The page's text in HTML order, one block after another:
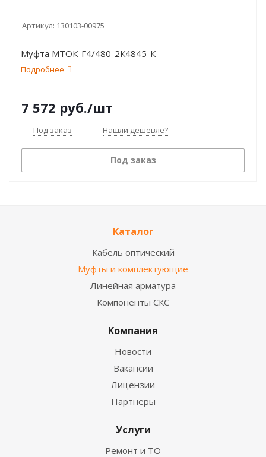
Артикул: 130103-00975
Муфта МТОК-Г4/480-2К4845-К
Подробнее
7 572 руб./шт
Под заказ Нашли дешевле?
Под заказ
Каталог
Кабель оптический
Муфты и комплектующие
Линейная арматура
Компоненты СКС
Компания
Новости
Вакансии
Лицензии
Партнеры
Услуги
Ремонт и ТО